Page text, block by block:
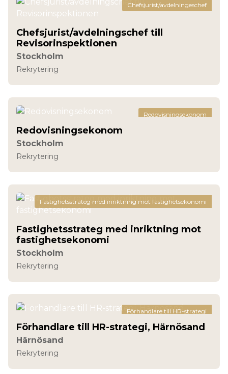
Chefsjurist/avdelningeschef
Chefsjurist/avdelningschef till
Revisorinspektionen
Stockholm
Rekrytering
Redovisningsekonom
Redovisningsekonom
Stockholm
Rekrytering
Fastighetsstrateg med inriktning mot fastighetsekonomi
Fastighetsstrateg med inriktning mot
fastighetsekonomi
Stockholm
Rekrytering
Förhandlare till HR-strategi
Förhandlare till HR-strategi, Härnösand
Härnösand
Rekrytering